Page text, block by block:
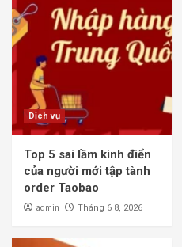
Dịch vụ
Top 5 sai lầm kinh điển
của người mới tập tành
order Taobao
admin Tháng 6 8, 2026